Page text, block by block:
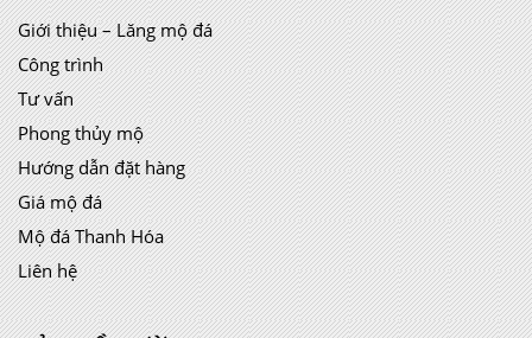
Giới thiệu – Lăng mộ đá
Công trình
Tư vấn
Phong thủy mộ
Hướng dẫn đặt hàng
Giá mộ đá
Mộ đá Thanh Hóa
Liên hệ